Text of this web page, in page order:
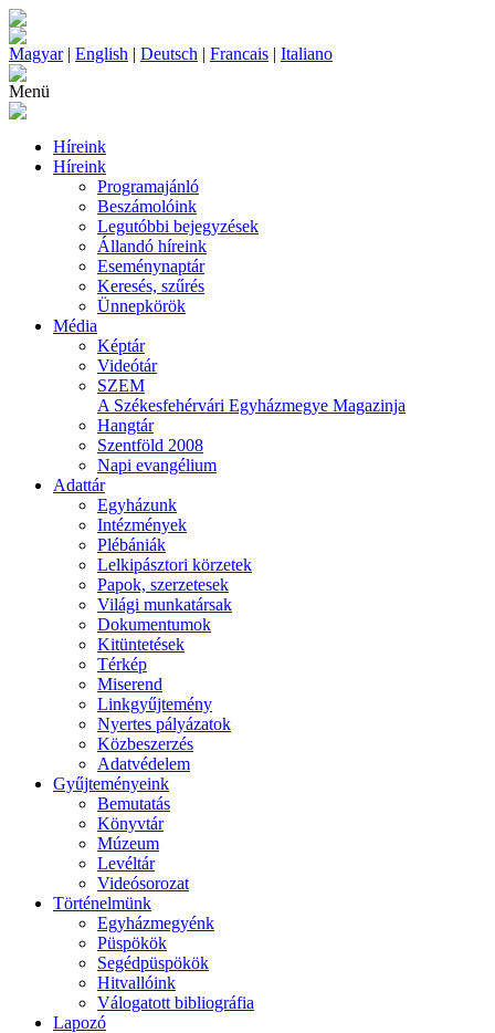
Magyar| English | Deutsch | Francais | Italiano
Menü
Híreink
Híreink
Programajánló
Beszámolóink
Legutóbbi bejegyzések
Állandó híreink
Eseménynaptár
Keresés, szűrés
Ünnepkörök
Média
Képtár
Videótár
SZEM
A Székesfehérvári Egyházmegye Magazinja
Hangtár
Szentföld 2008
Napi evangélium
Adattár
Egyházunk
Intézmények
Plébániák
Lelkipásztori körzetek
Papok, szerzetesek
Világi munkatársak
Dokumentumok
Kitüntetések
Térkép
Miserend
Linkgyűjtemény
Nyertes pályázatok
Közbeszerzés
Adatvédelem
Gyűjteményeink
Bemutatás
Könyvtár
Múzeum
Levéltár
Videósorozat
Történelmünk
Egyházmegyénk
Püspökök
Segédpüspökök
Hitvallóink
Válogatott bibliográfia
Lapozó